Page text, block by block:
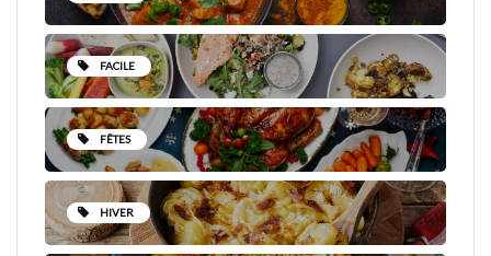
FACILE
FÊTES
HIVER